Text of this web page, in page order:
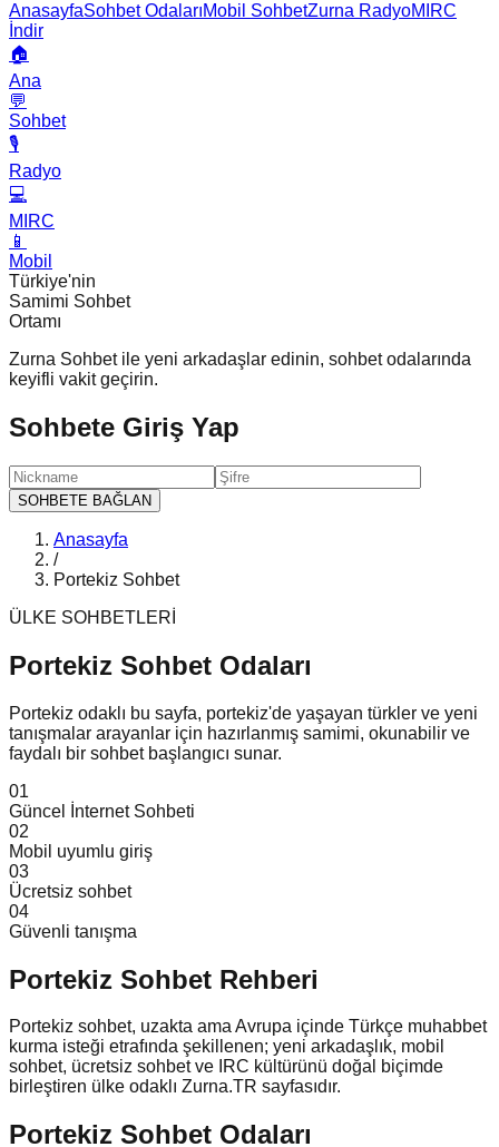
AnasayfaSohbet OdalarıMobil SohbetZurna RadyoMIRC
İndir
🏠
Ana
💬
Sohbet
🎙️
Radyo
💻
MIRC
📱
Mobil
Türkiye'nin
Samimi Sohbet
Ortamı
Zurna Sohbet ile yeni arkadaşlar edinin, sohbet odalarında
keyifli vakit geçirin.
Sohbete Giriş Yap
SOHBETE BAĞLAN
Anasayfa
/
Portekiz Sohbet
ÜLKE SOHBETLERİ
Portekiz Sohbet Odaları
Portekiz odaklı bu sayfa, portekiz'de yaşayan türkler ve yeni
tanışmalar arayanlar için hazırlanmış samimi, okunabilir ve
faydalı bir sohbet başlangıcı sunar.
01
Güncel İnternet Sohbeti
02
Mobil uyumlu giriş
03
Ücretsiz sohbet
04
Güvenli tanışma
Portekiz Sohbet Rehberi
Portekiz sohbet, uzakta ama Avrupa içinde Türkçe muhabbet
kurma isteği etrafında şekillenen; yeni arkadaşlık, mobil
sohbet, ücretsiz sohbet ve IRC kültürünü doğal biçimde
birleştiren ülke odaklı Zurna.TR sayfasıdır.
Portekiz Sohbet Odaları